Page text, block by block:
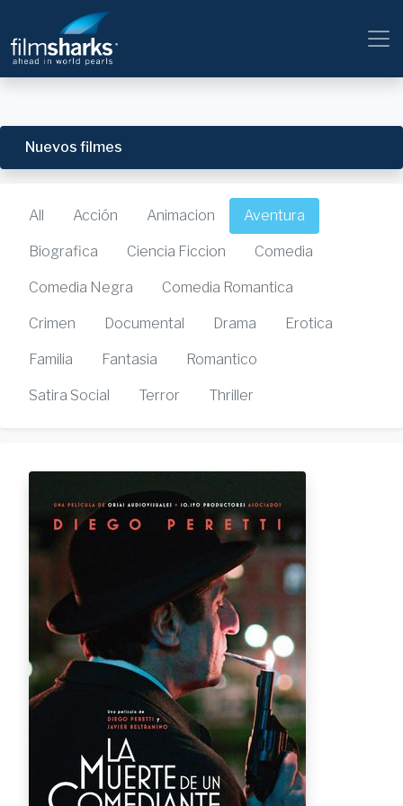
Nuevos filmes
All Acción Animacion Aventura
Biografica Ciencia Ficcion Comedia
Comedia Negra Comedia Romantica
Crimen Documental Drama Erotica
Familia Fantasia Romantico
Satira Social Terror Thriller